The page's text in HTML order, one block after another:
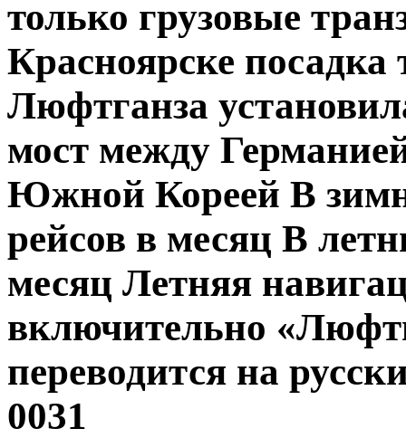
только грузовые
Красноярске посадка
Люфтганза
мост между
Южной Кореей В
рейсов в месяц В
месяц Летняя
включительно
переводится на
0031